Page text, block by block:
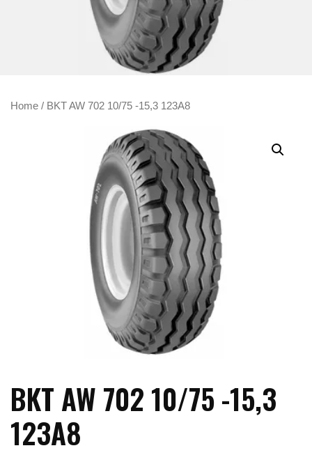
Home / BKT AW 702 10/75 -15,3 123A8
BKT AW 702 10/75 -15,3
123A8